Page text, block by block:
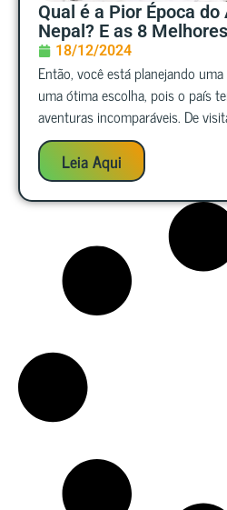
Qual é a Pior Época
Nepal? E as 8
18/12/2024
Então, você está planejando
uma ótima escolha, pois o país
aventuras incomparáveis. De
Leia Aqui